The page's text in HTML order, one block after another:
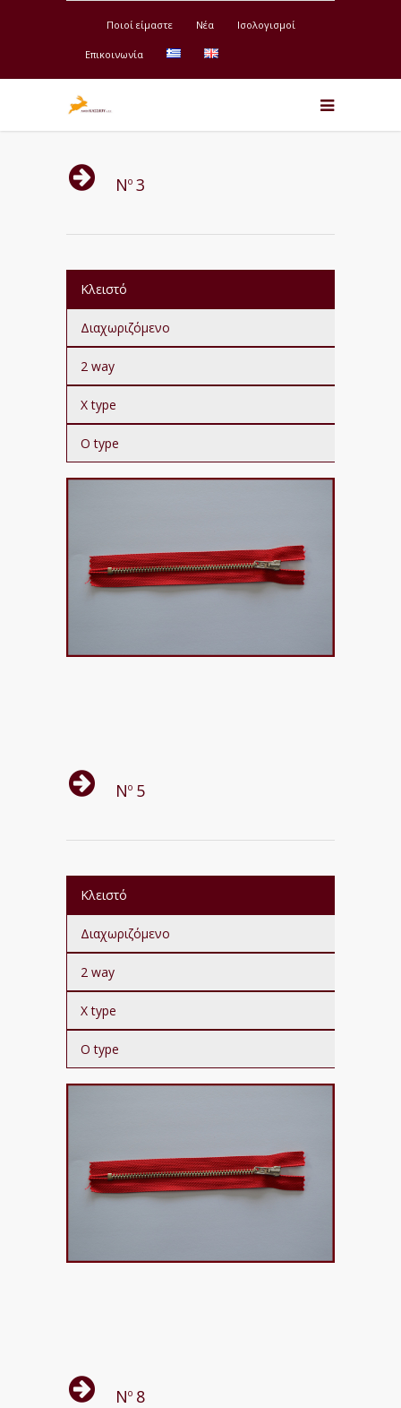
Ποιοί είμαστε Νέα Ισολογισμοί
Επικοινωνία
Νο3
Κλειστό
Διαχωριζόμενο
2 way
X type
O type
Νο5
Κλειστό
Διαχωριζόμενο
2 way
X type
O type
Νο8